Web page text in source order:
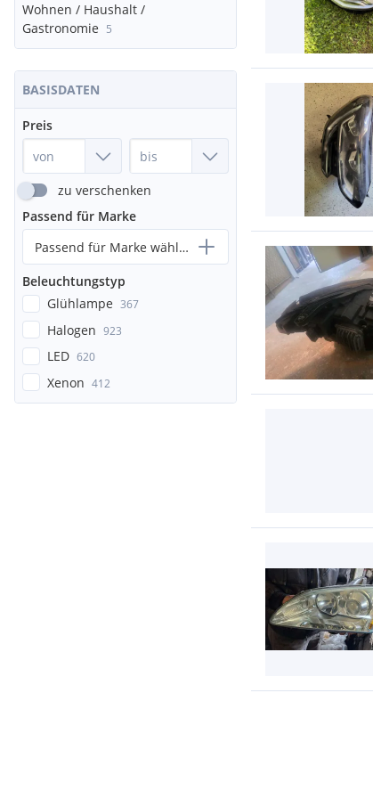
Wohnen / Haushalt /
Gastronomie 5
BASISDATEN
Preis
zu verschenken
Passend für Marke
Passend für Marke wählen...
Beleuchtungstyp
Glühlampe 367
Halogen 923
LED 620
Xenon 412